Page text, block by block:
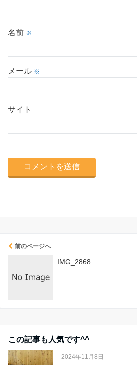
名前 ※
メール ※
サイト
前のページへ
IMG_2868
この記事も人気です^^
2024年11月8日